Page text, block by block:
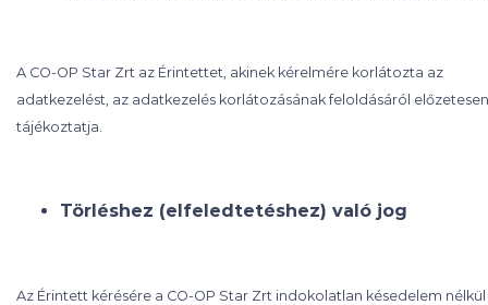
A CO-OP Star Zrt az Érintettet, akinek kérelmére korlátozta az
adatkezelést, az adatkezelés korlátozásának feloldásáról előzetesen
tájékoztatja.
Törléshez (elfeledtetéshez) való jog
Az Érintett kérésére a CO-OP Star Zrt indokolatlan késedelem nélkül